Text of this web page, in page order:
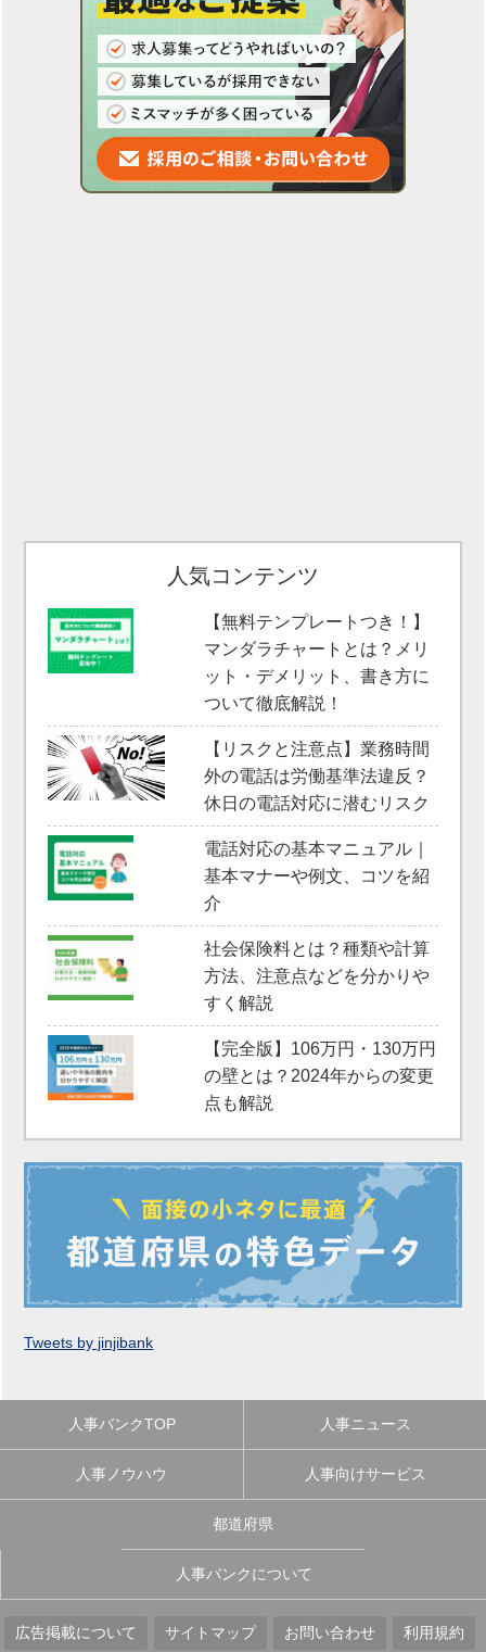
人気コンテンツ
【無料テンプレートつき！】
マンダラチャートとは？メリ
ット・デメリット、書き方に
ついて徹底解説！
【リスクと注意点】業務時間
外の電話は労働基準法違反？
休日の電話対応に潜むリスク
電話対応の基本マニュアル｜
基本マナーや例文、コツを紹
介
社会保険料とは？種類や計算
方法、注意点などを分かりや
すく解説
【完全版】106万円・130万円
の壁とは？2024年からの変更
点も解説
Tweets by jinjibank
人事バンクTOP 人事ニュース
人事ノウハウ 人事向けサービス
都道府県
人事バンクについて
広告掲載について サイトマップ お問い合わせ 利用規約